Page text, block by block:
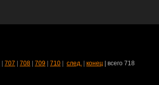
707 708 709 710 след. конец | всего 718